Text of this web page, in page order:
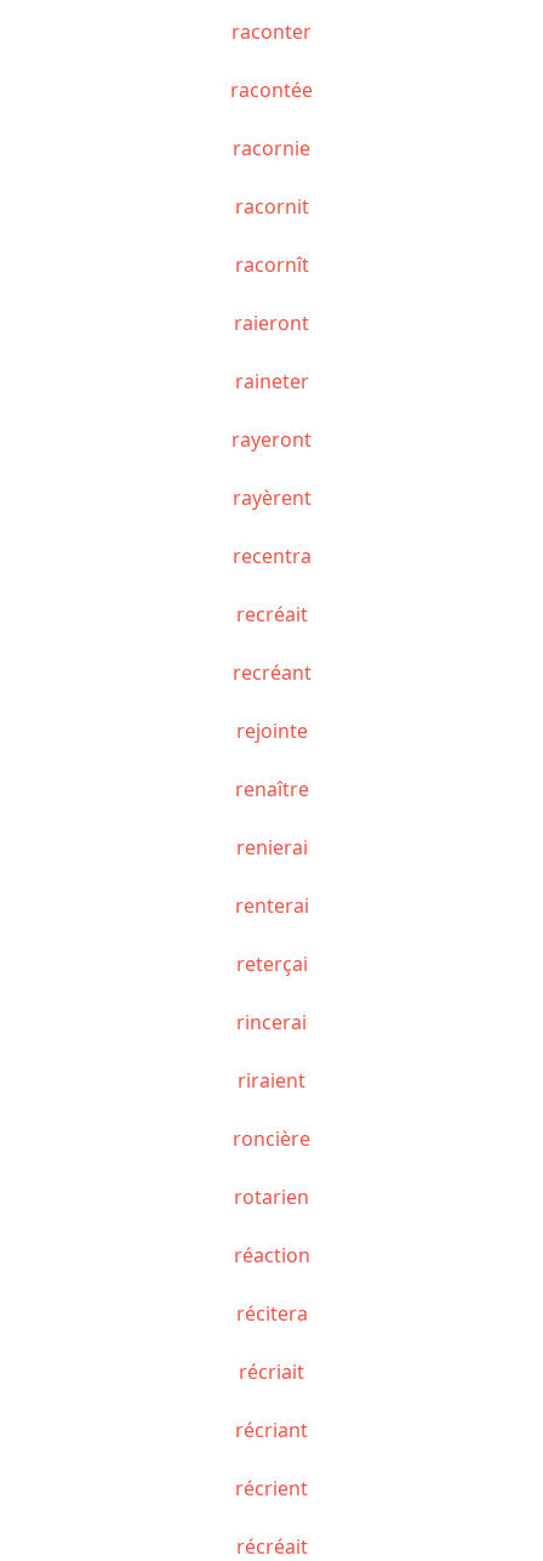
raconter
racontée
racornie
racornit
racornît
raieront
raineter
rayeront
rayèrent
recentra
recréait
recréant
rejointe
renaître
renierai
renterai
reterçai
rincerai
riraient
roncière
rotarien
réaction
récitera
récriait
récriant
récrient
récréait